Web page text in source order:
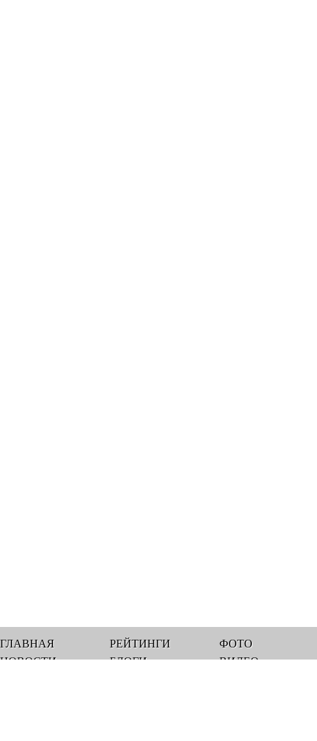
ГЛАВНАЯ
НОВОСТИ
РЕЙТИНГИ
БЛОГИ
ФОТО
ВИДЕО